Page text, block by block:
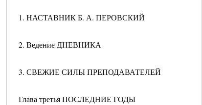
1. НАСТАВНИК Б. А. ПЕРОВСКИЙ
2. Ведение ДНЕВНИКА
3. СВЕЖИЕ СИЛЫ ПРЕПОДАВАТЕЛЕЙ
Глава третья ПОСЛЕДНИЕ ГОДЫ